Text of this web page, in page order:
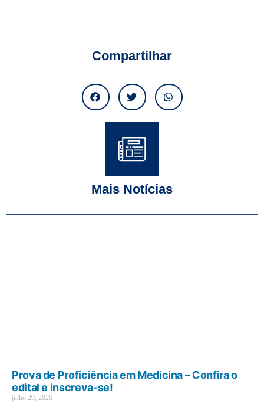
Compartilhar
Mais Notícias
Prova de Proficiência em Medicina – Confira o
edital e inscreva-se!
julho 29, 2026